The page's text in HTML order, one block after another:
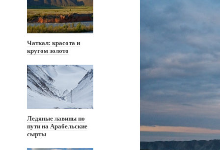
Чаткал: красота и
кругом золото
Ледяные лавины по
пути на Арабельские
сырты